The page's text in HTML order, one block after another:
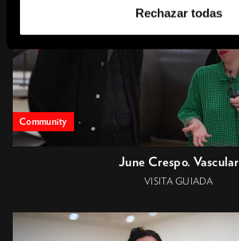
Rechazar todas
Community
June Crespo. Vascular
VISITA GUIADA